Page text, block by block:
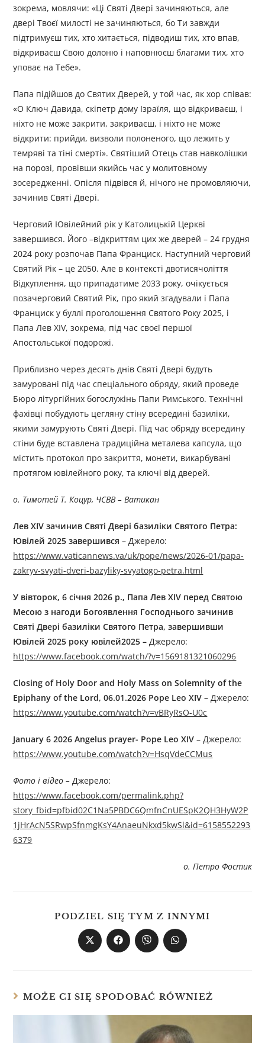
зокрема, мовлячи: «Ці Святі Двері зачиняються, але
двері Твоєї милості не зачиняються, бо Ти завжди
підтримуєш тих, хто хитається, підводиш тих, хто впав,
відкриваєш Свою долоню і наповнюєш благами тих, хто
уповає на Тебе».
Папа підійшов до Святих Дверей, у той час, як хор співав:
«О Ключ Давида, скіпетр дому Ізраїля, що відкриваєш, і
ніхто не може закрити, закриваєш, і ніхто не може
відкрити: прийди, визволи полоненого, що лежить у
темряві та тіні смерті». Святіший Отець став навколішки
на порозі, провівши якийсь час у молитовному
зосередженні. Опісля підвівся й, нічого не промовляючи,
зачинив Святі Двері.
Черговий Ювілейний рік у Католицькій Церкві
завершився. Його –відкриттям цих же дверей – 24 грудня
2024 року розпочав Папа Франциск. Наступний черговий
Святий Рік – це 2050. Але в контексті двотисячоліття
Відкуплення, що припадатиме 2033 року, очікується
позачерговий Святий Рік, про який згадували і Папа
Франциск у буллі проголошення Святого Року 2025, і
Папа Лев XIV, зокрема, під час своєї першої
Апостольської подорожі.
Приблизно через десять днів Святі Двері будуть
замуровані під час спеціального обряду, який проведе
Бюро літургійних богослужінь Папи Римського. Технічні
фахівці побудують цегляну стіну всередині базиліки,
якими замурують Святі Двері. Під час обряду всередину
стіни буде вставлена традиційна металева капсула, що
містить протокол про закриття, монети, викарбувані
протягом ювілейного року, та ключі від дверей.
о. Тимотей Т. Коцур, ЧСВВ – Ватикан
Лев XIV зачинив Святі Двері базиліки Святого Петра:
Ювілей 2025 завершився –Джерелo:
https://www.vaticannews.va/uk/pope/news/2026-01/papa-
zakryv-svyati-dveri-bazyliky-svyatogo-petra.html
У вівторок, 6 січня 2026 р., Папа Лев XIV перед Святою
Месою з нагоди Богоявлення Господнього зачинив
Святі Двері базиліки Святого Петра, завершивши
Ювілей 2025 року ювілей2025 –Джерелo:
https://www.facebook.com/watch/?v=1569181321060296
Closing of Holy Door and Holy Mass on Solemnity of the
Epiphany of the Lord, 06.01.2026 Pope Leo XIV –Джерелo:
https://www.youtube.com/watch?v=vBRyRsO-U0c
January 6 2026 Angelus prayer- Pope Leo XIV– Джерелo:
https://www.youtube.com/watch?v=HsqVdeCCMus
Фото і відео – Джерелo:
https://www.facebook.com/permalink.php?
story_fbid=pfbid02C1Na5PBDC6QmfnCnUESpK2QH3HyW2P
1jHrAcN5SRwpSfnmgKsY4AnaeuNkxd5kwSl&id=6158552293
6379
о. Петро Фостик
PODZIEL SIĘ TYM Z INNYMI
MOŻE CI SIĘ SPODOBAĆ RÓWNIEŻ